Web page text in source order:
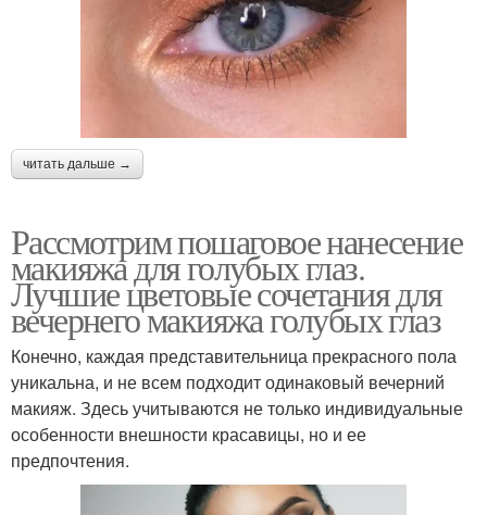
читать дальше →
Рассмотрим пошаговое нанесение
макияжа для голубых глаз.
Лучшие цветовые сочетания для
вечернего макияжа голубых глаз
Конечно, каждая представительница прекрасного пола
уникальна, и не всем подходит одинаковый вечерний
макияж. Здесь учитываются не только индивидуальные
особенности внешности красавицы, но и ее
предпочтения.